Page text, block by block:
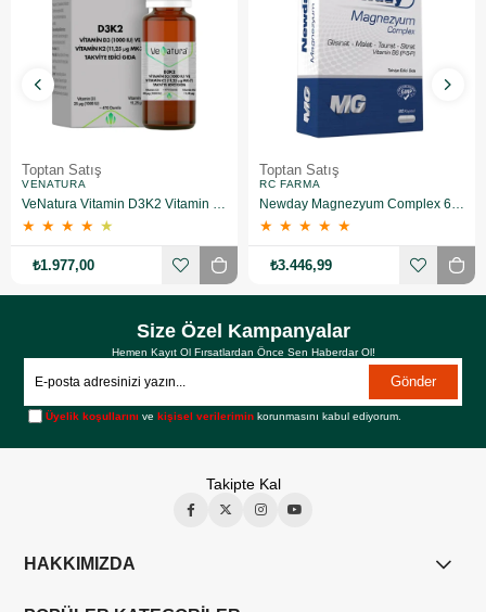
Toptan Satış
VENATURA
★ ★ ★ ★ ★
₺1.977,00
Toptan Satış
RC FARMA
★ ★ ★ ★ ★
₺3.446,99
Size Özel Kampanyalar
Hemen Kayıt Ol Fırsatlardan Önce Sen Haberdar Ol!
Gönder
Üyelik koşullarını vekişisel verilerimin korunmasını kabul ediyorum.
Takipte Kal
HAKKIMIZDA